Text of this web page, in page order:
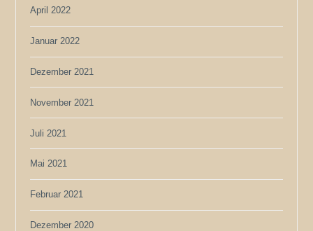
April 2022
Januar 2022
Dezember 2021
November 2021
Juli 2021
Mai 2021
Februar 2021
Dezember 2020